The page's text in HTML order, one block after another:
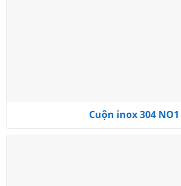
Cuộn inox 304 NO1